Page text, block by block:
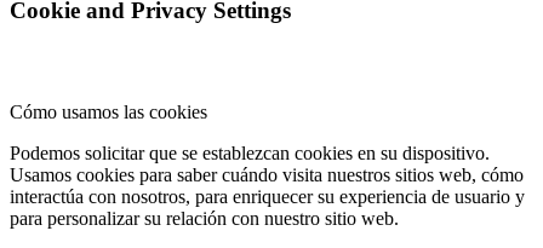
Cookie and Privacy Settings
Cómo usamos las cookies
Podemos solicitar que se establezcan cookies en su dispositivo.
Usamos cookies para saber cuándo visita nuestros sitios web, cómo
interactúa con nosotros, para enriquecer su experiencia de usuario y
para personalizar su relación con nuestro sitio web.